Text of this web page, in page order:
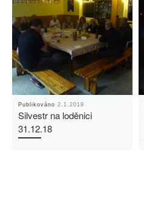
Publikováno2.1.2019
Silvestr na loděnici
31.12.18